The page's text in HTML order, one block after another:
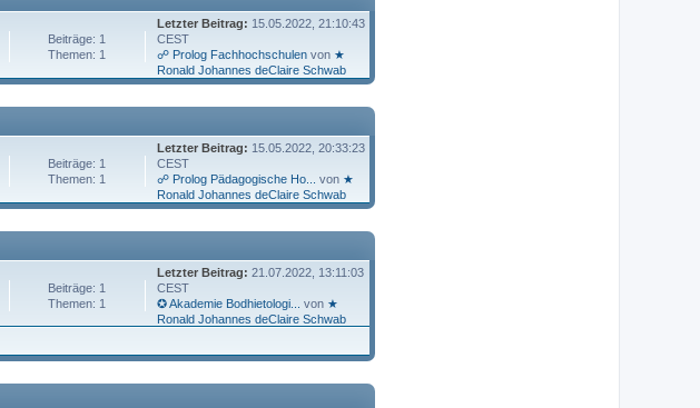
Beiträge: 1
Themen: 1
Letzter Beitrag: 15.05.2022, 21:10:43
CEST
☍ Prolog Fachhochschulenvon ★
Ronald Johannes deClaire Schwab
Beiträge: 1
Themen: 1
Letzter Beitrag: 15.05.2022, 20:33:23
CEST
☍ Prolog Pädagogische Ho...
von ★
Ronald Johannes deClaire Schwab
Beiträge: 1
Themen: 1
Letzter Beitrag: 21.07.2022, 13:11:03
CEST
✪ Akademie Bodhietologi...
von ★
Ronald Johannes deClaire Schwab